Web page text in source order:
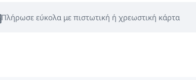
Πλήρωσε εύκολα με πιστωτική ή χρεωστική κάρτα